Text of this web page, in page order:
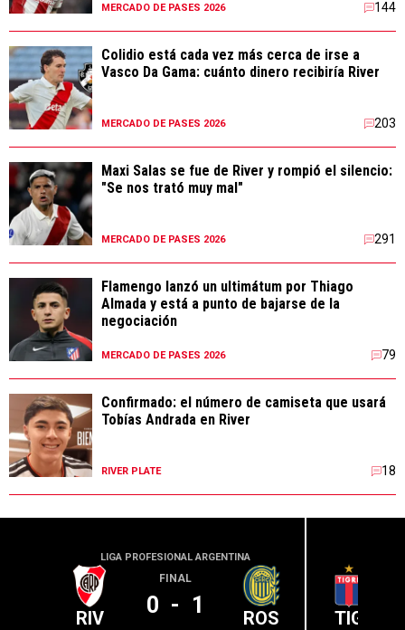
MERCADO DE PASES 2026 144
Colidio está cada vez más cerca de irse a
Vasco Da Gama: cuánto dinero recibiría River
MERCADO DE PASES 2026 203
Maxi Salas se fue de River y rompió el silencio:
"Se nos trató muy mal"
MERCADO DE PASES 2026 291
Flamengo lanzó un ultimátum por Thiago
Almada y está a punto de bajarse de la
negociación
MERCADO DE PASES 2026 79
Confirmado: el número de camiseta que usará
Tobías Andrada en River
RIVER PLATE 18
LIGA PROFESIONAL ARGENTINA
RIV
FINAL
0 - 1 ROS TIG